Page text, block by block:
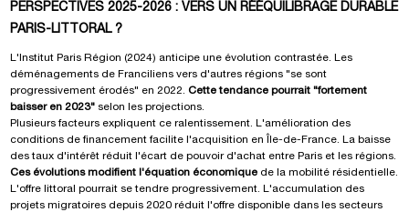
PERSPECTIVES 2025-2026 : VERS UN RÉÉQUILIBRAGE DURABLE
PARIS-LITTORAL ?
L'Institut Paris Région (2024) anticipe une évolution contrastée. Les
déménagements de Franciliens vers d'autres régions "se sont
progressivement érodés" en 2022.Cette tendance pourrait "fortement
baisser en 2023" selon les projections.
Plusieurs facteurs expliquent ce ralentissement. L'amélioration des
conditions de financement facilite l'acquisition en Île-de-France. La baisse
des taux d'intérêt réduit l'écart de pouvoir d'achat entre Paris et les régions.
Ces évolutions modifient l'équation économique de la mobilité résidentielle.
L'offre littoral pourrait se tendre progressivement. L'accumulation des
projets migratoires depuis 2020 réduit l'offre disponible dans les secteurs